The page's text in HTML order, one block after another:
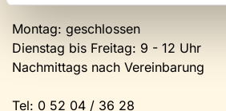
Montag: geschlossen
Dienstag bis Freitag: 9 - 12 Uhr
Nachmittags nach Vereinbarung
Tel: 0 52 04 / 36 28